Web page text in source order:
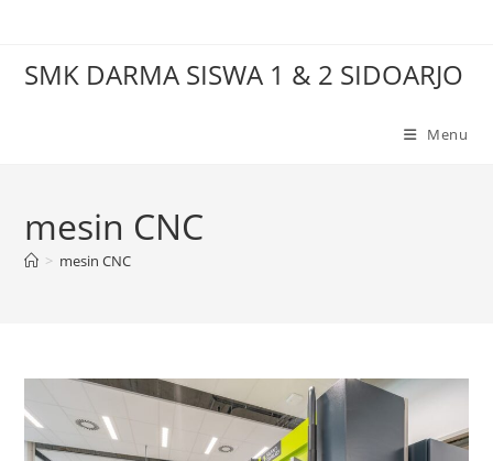
contentSMK DARMA SISWA 1 & 2 SIDOARJO
Menu
mesin CNC
> mesin CNC